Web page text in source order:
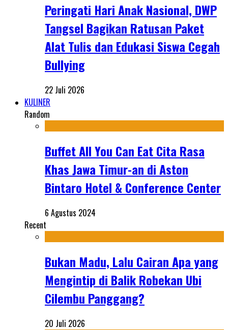
Peringati Hari Anak Nasional, DWP
Tangsel Bagikan Ratusan Paket
Alat Tulis dan Edukasi Siswa Cegah
Bullying
22 Juli 2026
KULINER
Random
Buffet All You Can Eat Cita Rasa
Khas Jawa Timur-an di Aston
Bintaro Hotel & Conference Center
6 Agustus 2024
Recent
Bukan Madu, Lalu Cairan Apa yang
Mengintip di Balik Robekan Ubi
Cilembu Panggang?
20 Juli 2026